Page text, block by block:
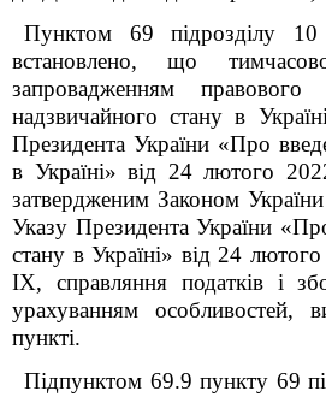
Пунктом 69 підрозділу
встановлено, що
запровадженням
надзвичайного стану в
Президента України «Про
в Україні» від 24 лютого
затвердженим Законом
Указу Президента України
стану в Україні» від 24
IX, справляння податків і
урахуванням особливостей,
пункті.
Підпунктом 69.9 пункту 69